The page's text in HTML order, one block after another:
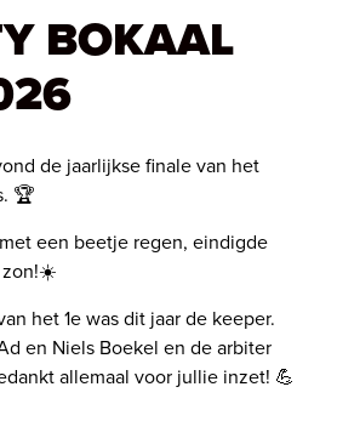
BOKAAL
de jaarlijkse finale van het
🏆
een beetje regen, eindigde
zon!☀️
het 1e was dit jaar de keeper.
en Niels Boekel en de arbiter
allemaal voor jullie inzet! 💪